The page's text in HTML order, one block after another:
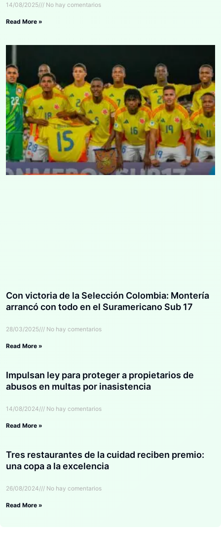
14/08/2025 No hay comentarios
Read More »
Con victoria de la Selección Colombia: Montería
arrancó con todo en el Suramericano Sub 17
28/03/2025 No hay comentarios
Read More »
Impulsan ley para proteger a propietarios de
abusos en multas por inasistencia
14/08/2024 No hay comentarios
Read More »
Tres restaurantes de la cuidad reciben premio:
una copa a la excelencia
26/08/2024 No hay comentarios
Read More »